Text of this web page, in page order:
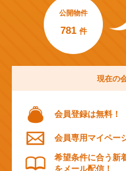
公開物件
781 件
現在の
会員登録は無料！
会員専用マイペー
希望条件に合う新
をメール配信！